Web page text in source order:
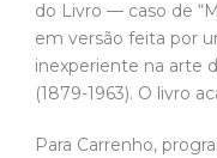
do Livro — caso de
em versão feita por
inexperiente na arte
(1879-1963). O livro
Para Carrenho,